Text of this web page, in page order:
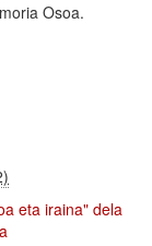
Osoa.
eta iraina" dela